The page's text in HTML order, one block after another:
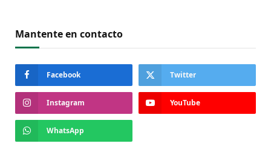
Mantente en contacto
Facebook Twitter
Instagram YouTube
WhatsApp